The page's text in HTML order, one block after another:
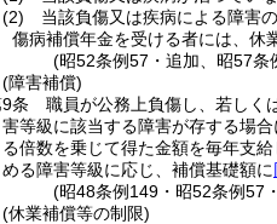
(2)
当該負傷又は疾病による障害の
傷病補償年金を受ける者には、休
(昭52条例57・追加、昭57条
(障害補償)
条
職員が公務上負傷し、若しく
害等級に該当する障害が存する場
る倍数を乗じて得た金額を毎年支給
める障害等級に応じ、補償基礎額に
(昭48条例149・昭52条例57
(休業補償等の制限)